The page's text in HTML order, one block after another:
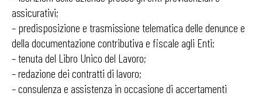
assicurativi;
– predisposizione e trasmissione telematica delle denunce e
della documentazione contributiva e fiscale agli Enti;
– tenuta del Libro Unico del Lavoro;
– redazione dei contratti di lavoro;
– consulenza e assistenza in occasione di accertamenti